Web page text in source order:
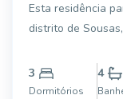
Sousas,
Esta residência
distrito de
propriedade
quatro banheiros.
3
Dormitórios
4